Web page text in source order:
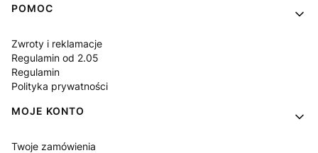
Linki w stopce
POMOC
Zwroty i reklamacje
Regulamin od 2.05
Regulamin
Polityka prywatności
MOJE KONTO
Twoje zamówienia